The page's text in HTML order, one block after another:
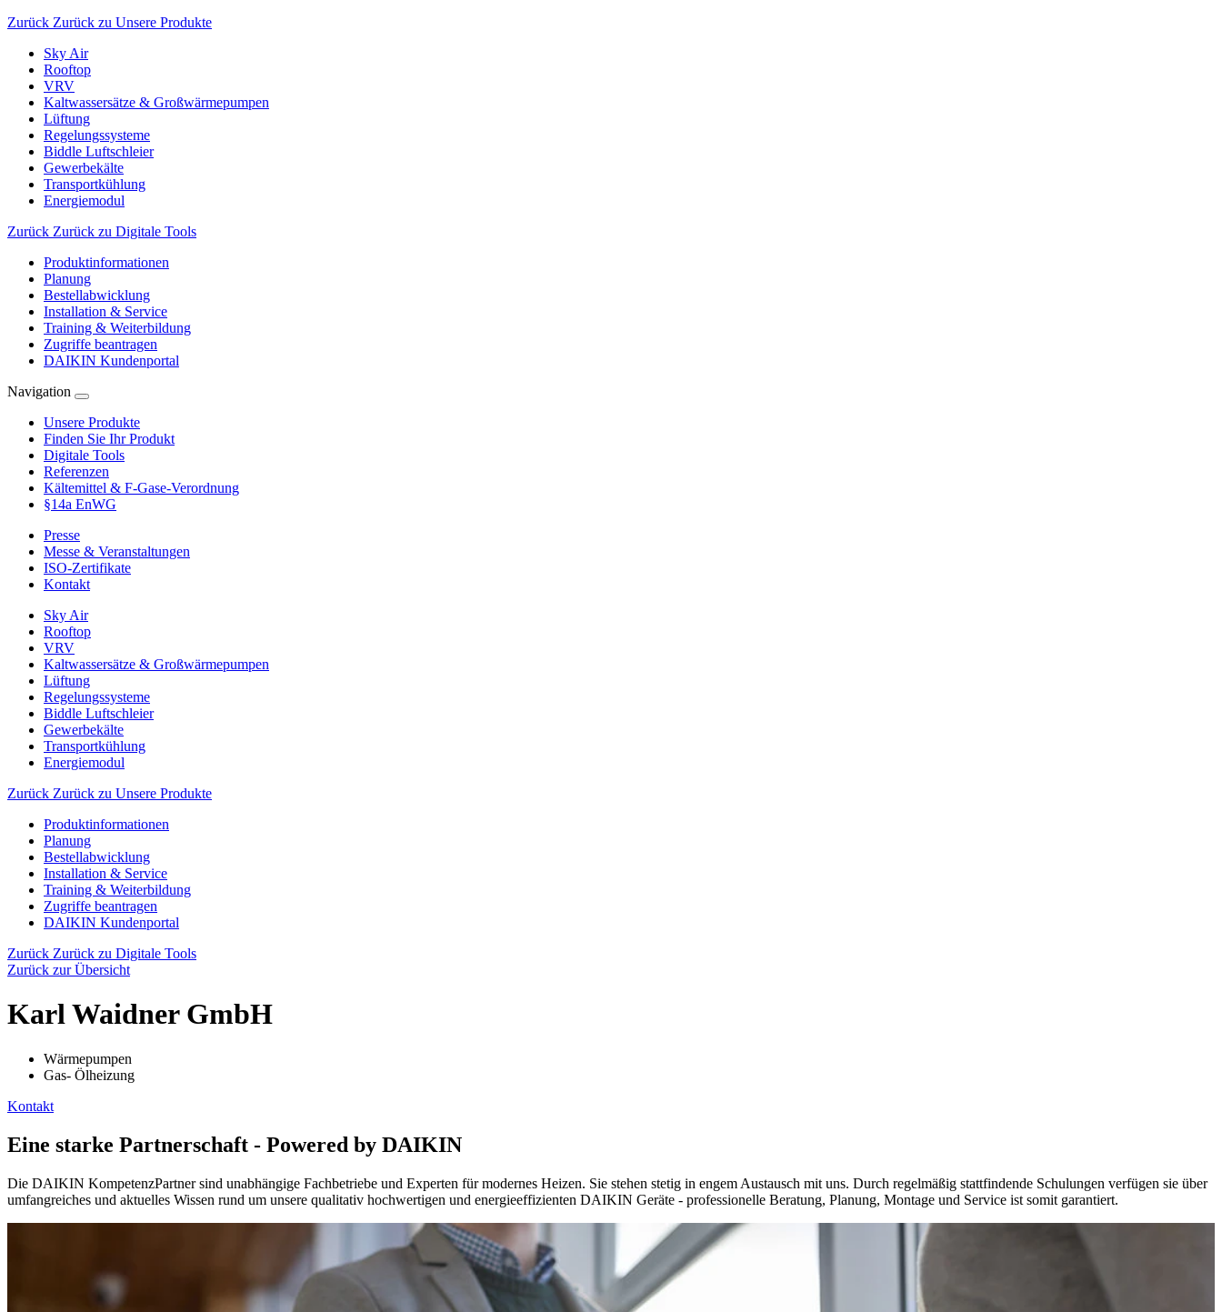
Zurück Zurück zu Unsere Produkte
Sky Air
Rooftop
VRV
Kaltwassersätze & Großwärmepumpen
Lüftung
Regelungssysteme
Biddle Luftschleier
Gewerbekälte
Transportkühlung
Energiemodul
Zurück Zurück zu Digitale Tools
Produktinformationen
Planung
Bestellabwicklung
Installation & Service
Training & Weiterbildung
Zugriffe beantragen
DAIKIN Kundenportal
Navigation
Unsere Produkte
Finden Sie Ihr Produkt
Digitale Tools
Referenzen
Kältemittel & F-Gase-Verordnung
§14a EnWG
Presse
Messe & Veranstaltungen
ISO-Zertifikate
Kontakt
Sky Air
Rooftop
VRV
Kaltwassersätze & Großwärmepumpen
Lüftung
Regelungssysteme
Biddle Luftschleier
Gewerbekälte
Transportkühlung
Energiemodul
Zurück Zurück zu Unsere Produkte
Produktinformationen
Planung
Bestellabwicklung
Installation & Service
Training & Weiterbildung
Zugriffe beantragen
DAIKIN Kundenportal
Zurück Zurück zu Digitale Tools
Zurück zur Übersicht
Karl Waidner GmbH
Wärmepumpen
Gas- Ölheizung
Kontakt
Eine starke Partnerschaft - Powered by DAIKIN
Die DAIKIN KompetenzPartner sind unabhängige Fachbetriebe und Experten für modernes Heizen. Sie stehen stetig in engem Austausch mit uns. Durch regelmäßig stattfindende Schulungen verfügen sie über
umfangreiches und aktuelles Wissen rund um unsere qualitativ hochwertigen und energieeffizienten DAIKIN Geräte - professionelle Beratung, Planung, Montage und Service ist somit garantiert.